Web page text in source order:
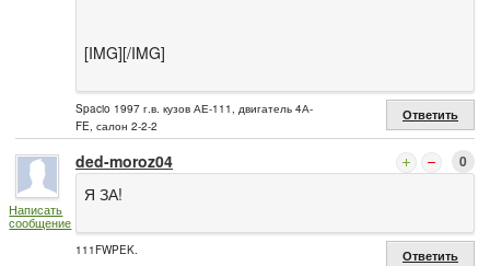
[IMG][/IMG]
Spacio 1997 г.в. кузов АЕ-111, двигатель 4А-
FE, салон 2-2-2
Ответить
Написать
сообщение
ded-moroz04 0
Я ЗА!
111FWPEK. Ответить